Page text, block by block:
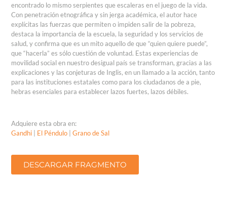
encontrado lo mismo serpientes que escaleras en el juego de la vida.
Con penetración etnográfica y sin jerga académica, el autor hace
explícitas las fuerzas que permiten o impiden salir de la pobreza,
destaca la importancia de la escuela, la seguridad y los servicios de
salud, y confirma que es un mito aquello de que “quien quiere puede”,
que “hacerla” es sólo cuestión de voluntad. Estas experiencias de
movilidad social en nuestro desigual país se transforman, gracias a las
explicaciones y las conjeturas de Inglis, en un llamado a la acción, tanto
para las instituciones estatales como para los ciudadanos de a pie,
hebras esenciales para establecer lazos fuertes, lazos débiles.
Adquiere esta obra en:
Gandhi
El Péndulo |Grano de Sal
DESCARGAR FRAGMENTO